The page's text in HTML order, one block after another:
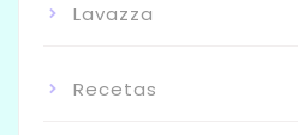
Lavazza
Recetas